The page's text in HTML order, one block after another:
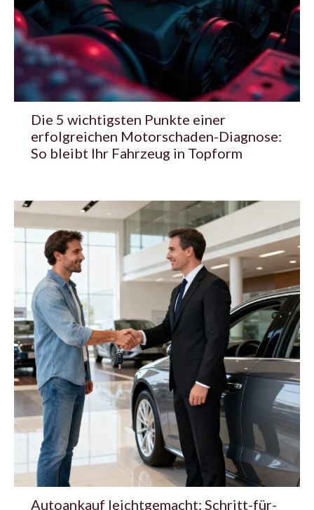
Die 5 wichtigsten Punkte einer
erfolgreichen Motorschaden-Diagnose:
So bleibt Ihr Fahrzeug in Topform
Autoankauf leichtgemacht: Schritt-für-